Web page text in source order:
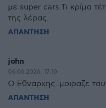
με super cars.Τι κρίμα
της λέρας.
ΑΠΑΝΤΗΣΗ
john
06.06.2026, 17:10
Ο Εθναρχης..μοιραζε
ΑΠΑΝΤΗΣΗ